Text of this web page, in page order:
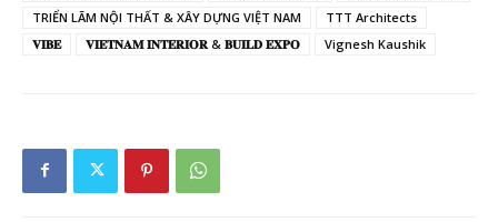
TRIỂN LÃM NỘI THẤT & XÂY DỰNG VIỆT NAM
TTT Architects
𝐕𝐈𝐁𝐄
𝐕𝐈𝐄𝐓𝐍𝐀𝐌 𝐈𝐍𝐓𝐄𝐑𝐈𝐎𝐑 & 𝐁𝐔𝐈𝐋𝐃 𝐄𝐗𝐏𝐎 Vignesh Kaushik